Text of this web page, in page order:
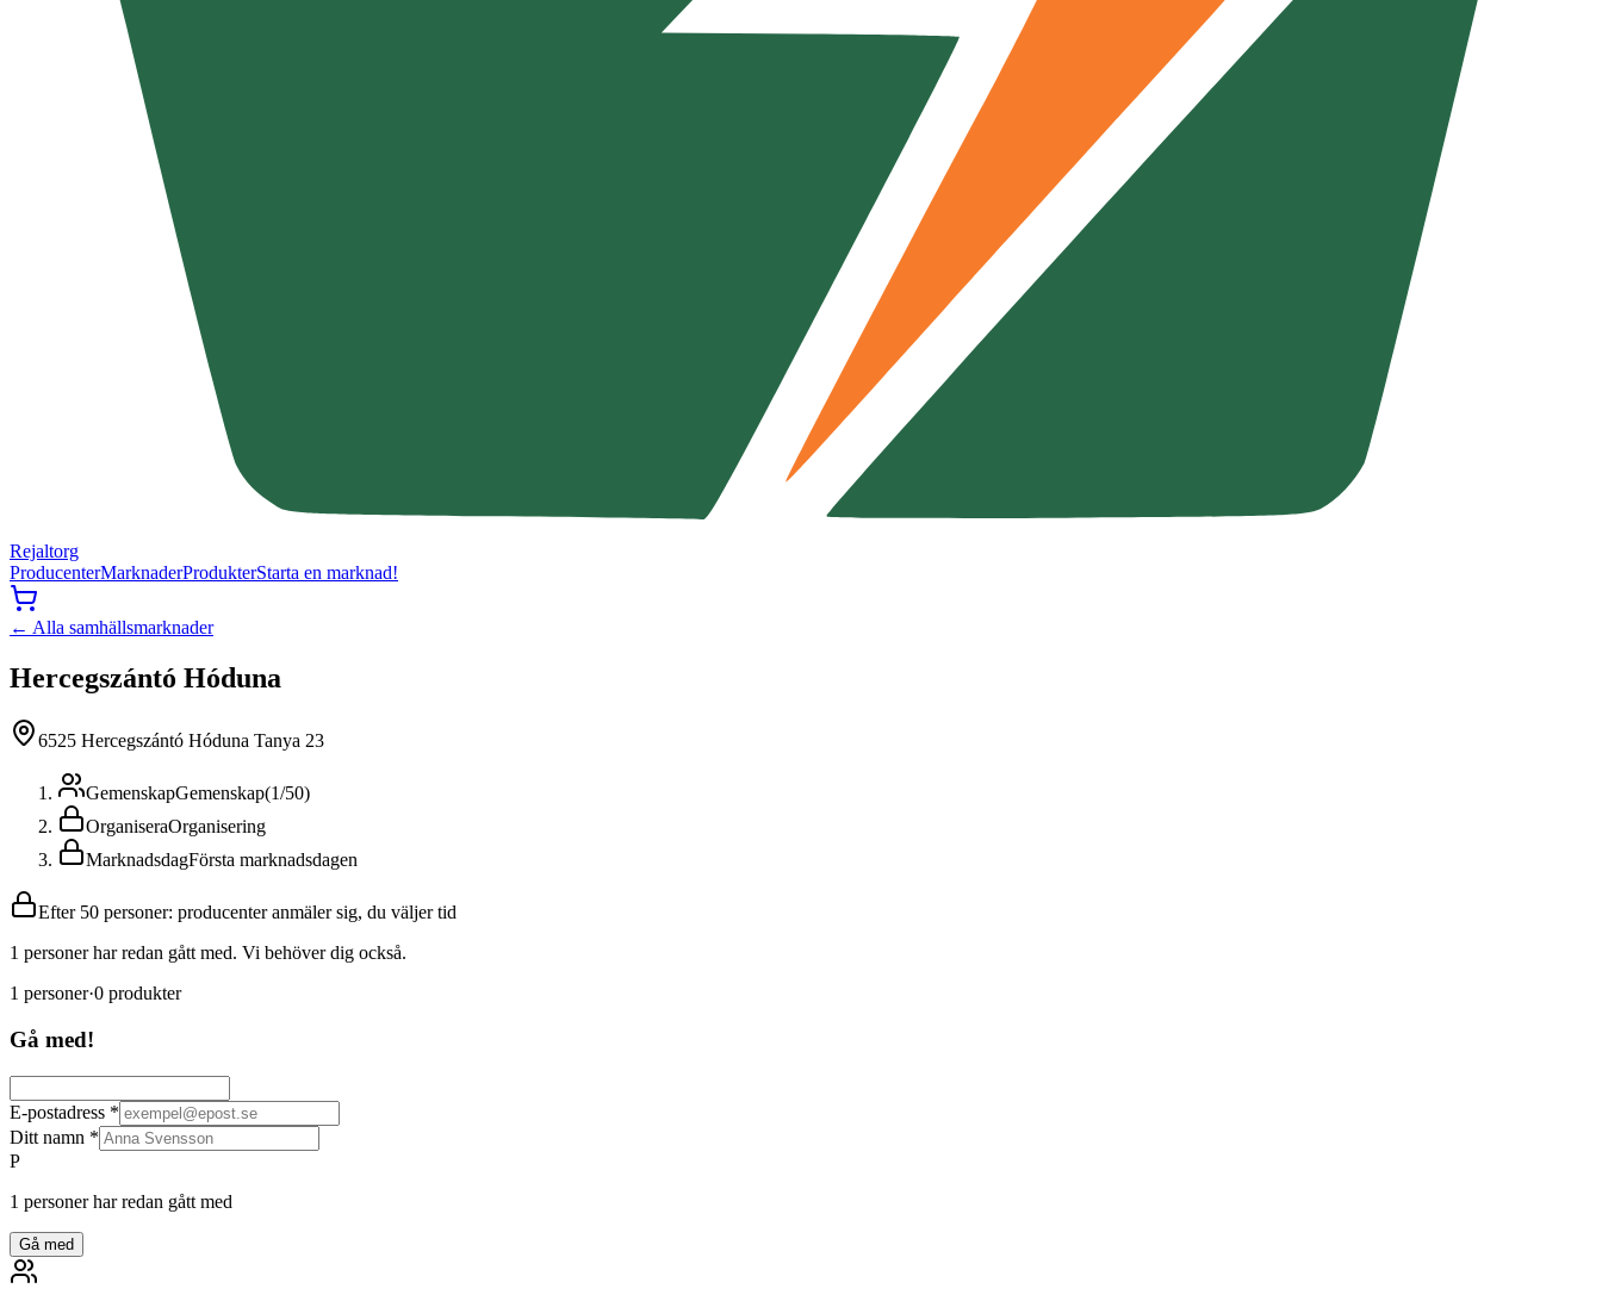
Rejaltorg
ProducenterMarknaderProdukterStarta en marknad!
← Alla samhällsmarknader
Hercegszántó Hóduna
6525 Hercegszántó Hóduna Tanya 23
GemenskapGemenskap(1/50)
OrganiseraOrganisering
MarknadsdagFörsta marknadsdagen
Efter 50 personer: producenter anmäler sig, du väljer tid
1 personer har redan gått med. Vi behöver dig också.
1 personer·0 produkter
Gå med!
E-postadress *
Ditt namn *
P
1 personer har redan gått med
Gå med